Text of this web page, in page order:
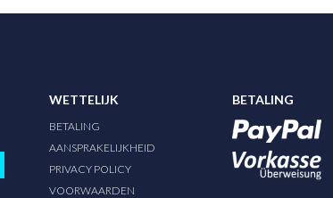
WETTELIJK
BETALING
AANSPRAKELIJKHEID
PRIVACY POLICY
VOORWAARDEN
BETALING